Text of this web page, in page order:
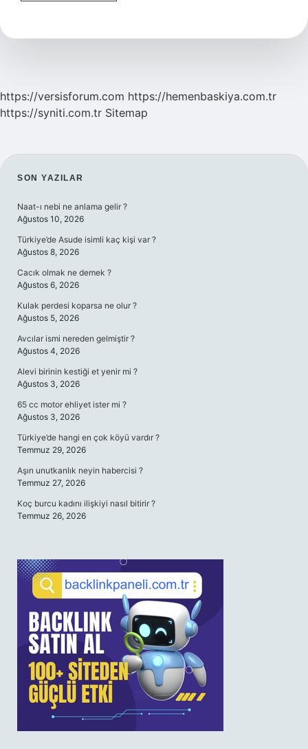
https://versisforum.com https://hemenbaskiya.com.tr
https://syniti.com.tr Sitemap
SIDEBAR
SON YAZILAR
Naat-ı nebi ne anlama gelir ?
Ağustos 10, 2026
Türkiye’de Asude isimli kaç kişi var ?
Ağustos 8, 2026
Cacık olmak ne demek ?
Ağustos 6, 2026
Kulak perdesi koparsa ne olur ?
Ağustos 5, 2026
Avcılar ismi nereden gelmiştir ?
Ağustos 4, 2026
Alevi birinin kestiği et yenir mi ?
Ağustos 3, 2026
65 cc motor ehliyet ister mi ?
Ağustos 3, 2026
Türkiye’de hangi en çok köyü vardır ?
Temmuz 29, 2026
Aşırı unutkanlık neyin habercisi ?
Temmuz 27, 2026
Koç burcu kadını ilişkiyi nasıl bitirir ?
Temmuz 26, 2026